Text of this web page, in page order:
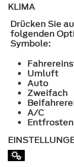
KLIMA
Drücken Sie
folgenden
Symbole:
Umluft
Auto
Zweifach
A/C
Entfrosten